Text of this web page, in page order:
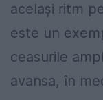
același ritm
este un
ceasurile
avansa, în